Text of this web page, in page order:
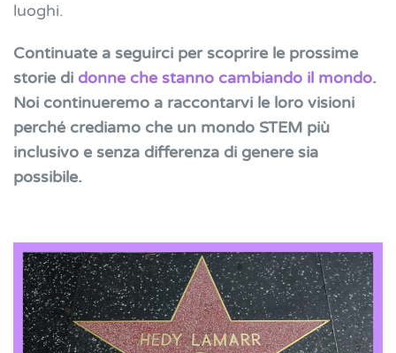
luoghi.
Continuate a seguirci per scoprire le prossime
storie di donne che stanno cambiando il mondo.
Noi continueremo a raccontarvi le loro visioni
perché crediamo che un mondo STEM più
inclusivo e senza differenza di genere sia
possibile.